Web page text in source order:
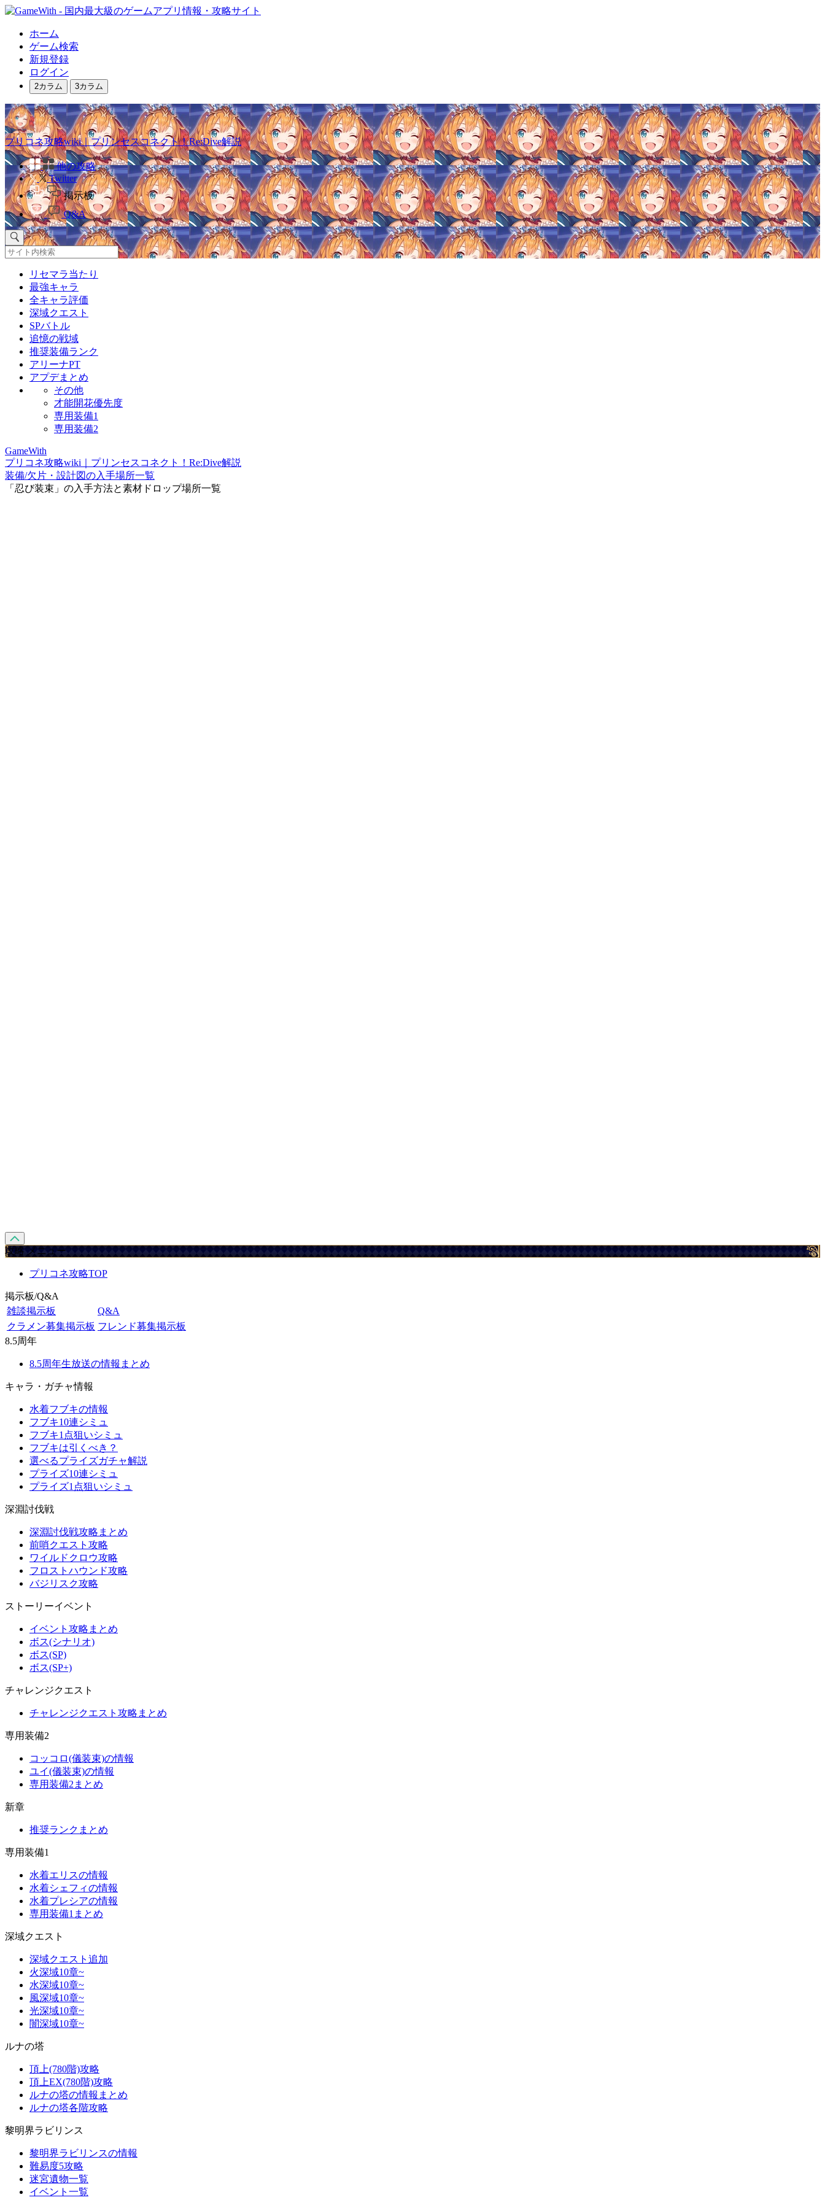
ホーム
ゲーム検索
新規登録
ログイン
2カラム 3カラム
プリコネ攻略wiki｜プリンセスコネクト！Re:Dive解説
他の攻略
Twitter
掲示板
Q&A
リセマラ当たり
最強キャラ
全キャラ評価
深域クエスト
SPバトル
追憶の戦域
推奨装備ランク
アリーナPT
アプデまとめ
その他
才能開花優先度
専用装備1
専用装備2
GameWith
プリコネ攻略wiki｜プリンセスコネクト！Re:Dive解説
装備/欠片・設計図の入手場所一覧
「忍び装束」の入手方法と素材ドロップ場所一覧
攻略 メニュー
プリコネ攻略TOP
掲示板/Q&A
雑談掲示板
Q&A
クラメン募集掲示板 フレンド募集掲示板
8.5周年
8.5周年生放送の情報まとめ
キャラ・ガチャ情報
水着フブキの情報
フブキ10連シミュ
フブキ1点狙いシミュ
フブキは引くべき？
選べるプライズガチャ解説
プライズ10連シミュ
プライズ1点狙いシミュ
深淵討伐戦
深淵討伐戦攻略まとめ
前哨クエスト攻略
ワイルドクロウ攻略
フロストハウンド攻略
バジリスク攻略
ストーリーイベント
イベント攻略まとめ
ボス(シナリオ)
ボス(SP)
ボス(SP+)
チャレンジクエスト
チャレンジクエスト攻略まとめ
専用装備2
コッコロ(儀装束)の情報
ユイ(儀装束)の情報
専用装備2まとめ
新章
推奨ランクまとめ
専用装備1
水着エリスの情報
水着シェフィの情報
水着プレシアの情報
専用装備1まとめ
深域クエスト
深域クエスト追加
火深域10章~
水深域10章~
風深域10章~
光深域10章~
闇深域10章~
ルナの塔
頂上(780階)攻略
頂上EX(780階)攻略
ルナの塔の情報まとめ
ルナの塔各階攻略
黎明界ラビリンス
黎明界ラビリンスの情報
難易度5攻略
迷宮遺物一覧
イベント一覧